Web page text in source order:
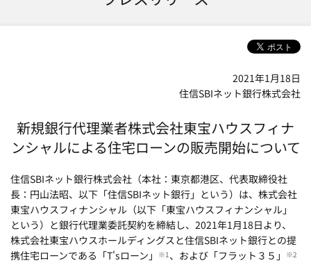
2021年1月18日
住信SBIネット銀行株式会社
新規銀行代理業者株式会社東宝ハウスフィナ
ンシャルによる住宅ローンの販売開始について
住信SBIネット銀行株式会社（本社：東京都港区、代表取締役社
長：円山法昭、以下「住信SBIネット銀行」という）は、株式会社
東宝ハウスフィナンシャル（以下「東宝ハウスフィナンシャル」
という）と銀行代理業委託契約を締結し、2021年1月18日より、
株式会社東宝ハウスホールディングスと住信SBIネット銀行との提
携住宅ローンである「T'sローン」
※1、および「フラット３５」 ※2